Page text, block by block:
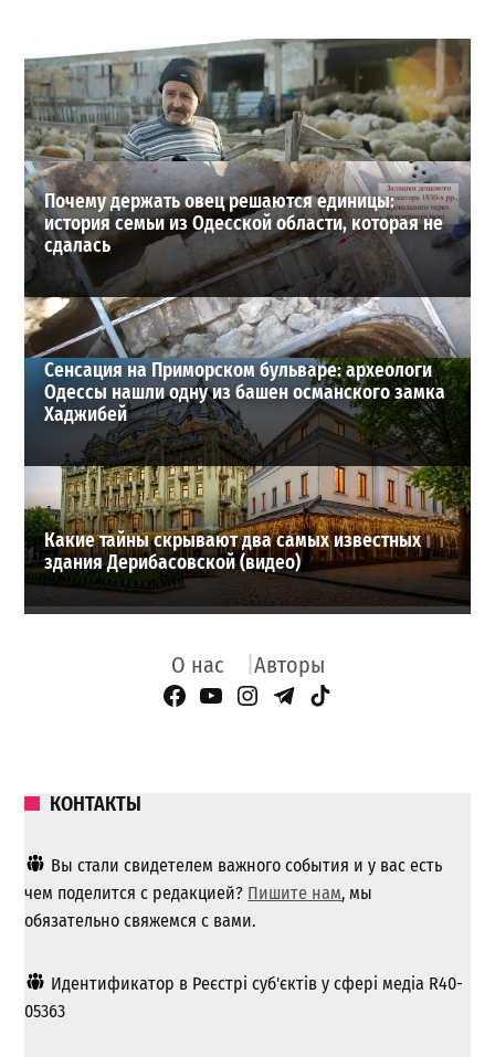
Шезлонги, бунгало и VIP-зоны: сколько придется
заплатить за отдых в Аркадии
21-07-2026 в 19:23
ВИБОР РЕДАКЦИИ
Почему держать овец решаются единицы:
история семьи из Одесской области, которая не
сдалась
Сенсация на Приморском бульваре: археологи
Одессы нашли одну из башен османского замка
Хаджибей
Какие тайны скрывают два самых известных
здания Дерибасовской (видео)
О нас Авторы
Facebook Page
YouTube
Instagram
Telegram
TikTok
КОНТАКТЫ
Вы стали свидетелем важного события и у вас есть
чем поделится с редакцией? Пишите нам, мы
обязательно свяжемся с вами.
Идентификатор в Реєстрі суб'єктів у сфері медіа R40-
05363